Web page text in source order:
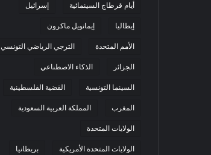
أيام قرطاج السينمائية إسرائيل
إيطاليا إيمانويل ماكرون
الأمم المتحدة الترجي الرياضي التونسي
الجزائر الذكاء الاصطناعي
السينما التونسية القضية الفلسطينية
المغرب المملكة العربية السعودية
الولايات المتحدة
الولايات المتحدة الأمريكية بريطانيا